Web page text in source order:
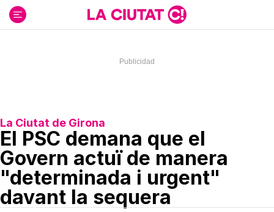
contenido
La Ciutat de Girona
El PSC demana que el
Govern actuï de manera
"determinada i urgent"
davant la sequera